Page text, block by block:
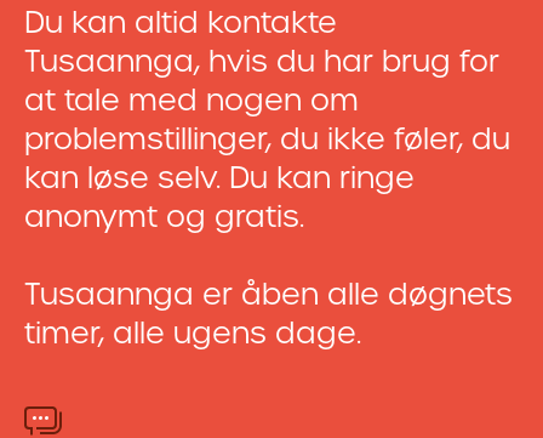
Du kan altid kontakte
Tusaannga, hvis du har brug for
at tale med nogen om
problemstillinger, du ikke føler, du
kan løse selv. Du kan ringe
anonymt og gratis.
Tusaannga er åben alle døgnets
timer, alle ugens dage.